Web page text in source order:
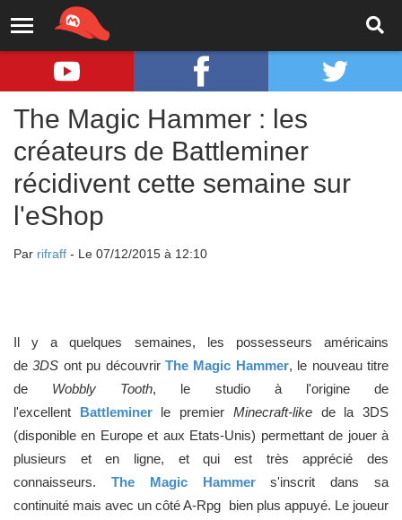
The Magic Hammer : les
créateurs de Battleminer
récidivent cette semaine sur
l'eShop
Par rifraff - Le 07/12/2015 à 12:10
Il y a quelques semaines, les possesseurs américains
de3DS ont pu découvrirThe Magic Hammer, le nouveau titre
de Wobbly Tooth, le studio à l'origine de
l'excellent Battleminer le premier Minecraft-likede la 3DS
(disponible en Europe et aux Etats-Unis) permettant de jouer à
plusieurs et en ligne, et qui est très apprécié des
connaisseurs. The Magic Hammer
s'inscrit dans sa
continuité mais avec un côté A-Rpg bien plus appuyé. Le joueur